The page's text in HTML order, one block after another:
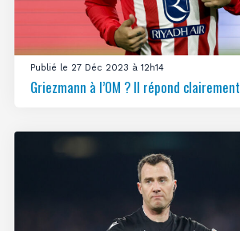
Publié le 27 Déc 2023 à 12h14
Griezmann à l’OM ? Il répond clairement